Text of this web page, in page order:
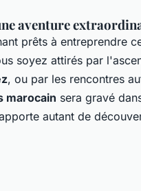
aventure
prêts à entreprendre
soyez attirés par
, ou par les rencontres
marocain sera gravé
autant de